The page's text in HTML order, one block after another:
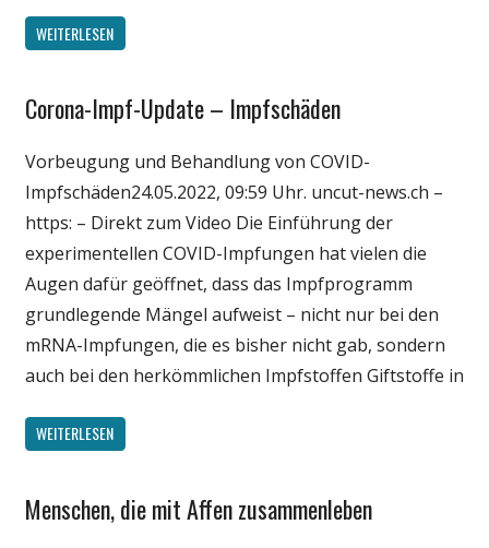
WEITERLESEN
Gesellschaft
Politik
Wirtschaft
Wissenschaft
Corona-Impf-Update – Impfschäden
Vorbeugung und Behandlung von COVID-
Impfschäden24.05.2022, 09:59 Uhr. uncut-news.ch –
https: – Direkt zum Video Die Einführung der
experimentellen COVID-Impfungen hat vielen die
Augen dafür geöffnet, dass das Impfprogramm
grundlegende Mängel aufweist – nicht nur bei den
mRNA-Impfungen, die es bisher nicht gab, sondern
auch bei den herkömmlichen Impfstoffen Giftstoffe in
WEITERLESEN
Gesellschaft
Menschen, die mit Affen zusammenleben